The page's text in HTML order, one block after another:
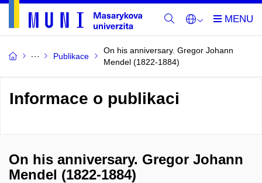
Publikace
On his anniversary. Gregor Johann
Mendel (1822-1884)
Informace o publikaci
On his anniversary. Gregor Johann
Mendel (1822-1884)